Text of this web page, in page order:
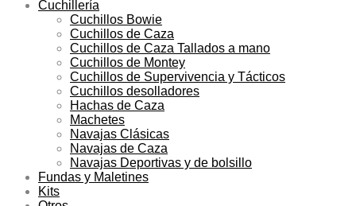
Cuchillería
Cuchillos Bowie
Cuchillos de Caza
Cuchillos de Caza Tallados a mano
Cuchillos de Montey
Cuchillos de Supervivencia y Tácticos
Cuchillos desolladores
Hachas de Caza
Machetes
Navajas Clásicas
Navajas de Caza
Navajas Deportivas y de bolsillo
Fundas y Maletines
Kits